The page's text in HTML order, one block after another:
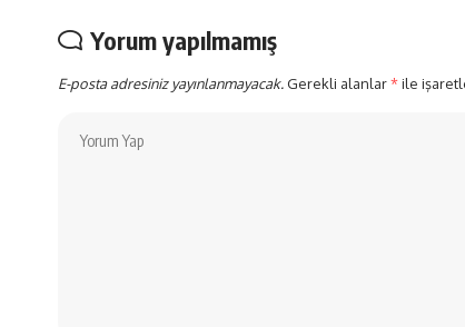
Yorum yapılmamış
E-posta adresiniz yayınlanmayacak. Gerekli alanlar*ile